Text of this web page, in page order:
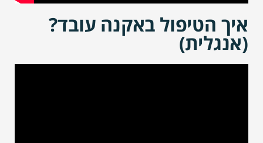
איך הטיפול באקנה עובד?
(אנגלית)